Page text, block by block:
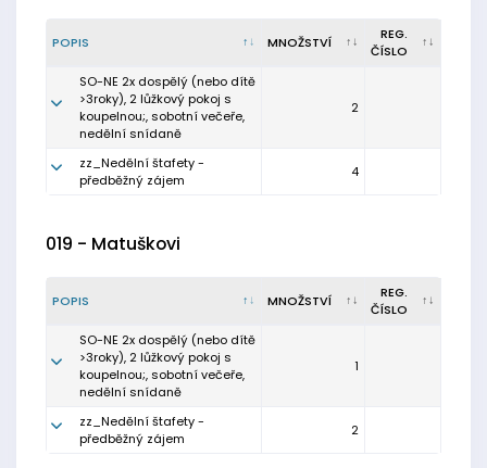
POPIS MNOŽSTVÍ
REG.
ČÍSLO
SO-NE 2x dospělý (nebo dítě
>3roky), 2 lůžkový pokoj s
koupelnou;, sobotní večeře,
nedělní snídaně
2
zz_Nedělní štafety -
předběžný zájem
4
019 - Matuškovi
POPIS MNOŽSTVÍ
REG.
ČÍSLO
SO-NE 2x dospělý (nebo dítě
>3roky), 2 lůžkový pokoj s
koupelnou;, sobotní večeře,
nedělní snídaně
1
zz_Nedělní štafety -
předběžný zájem
2